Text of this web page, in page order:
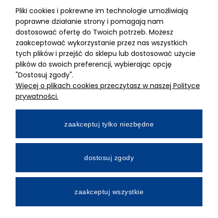
ADRES
MIMARI sp z o.o.
ul. Kurkowa 12
50-210 Wrocław
Dane rejestracyjne
NIP:8982325327
Wpłacony w całości
Numer konta bankowego
All Rights Reserved © 2026 Mimari.com.pl
Pliki cookies i pokrewne im technologie umożliwiają
poprawne działanie strony i pomagają nam
dostosować ofertę do Twoich potrzeb. Możesz
zaakceptować wykorzystanie przez nas wszystkich
tych plików i przejść do sklepu lub dostosować użycie
plików do swoich preferencji, wybierając opcję
"Dostosuj zgody".
Więcej o plikach cookies przeczytasz w naszej Polityce
prywatności.
zaakceptuj tylko niezbędne
dostosuj zgody
zaakceptuj wszystkie